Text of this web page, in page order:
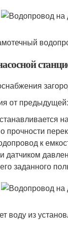
от предыдущей:
прочности
к
датчиком
заданного
воду из